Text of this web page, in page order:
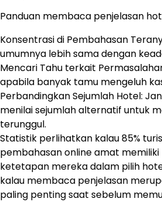
Panduan membaca penjelasan
Konsentrasi di Pembahasan
umumnya lebih sama dengan
Mencari Tahu terkait
apabila banyak tamu mengeluh
Perbandingkan Sejumlah Hotel:
menilai sejumlah alternatif untuk
terunggul.
Statistik perlihatkan kalau 85%
pembahasan online amat
ketetapan mereka dalam pilih
kalau membaca penjelasan
paling penting saat sebelum